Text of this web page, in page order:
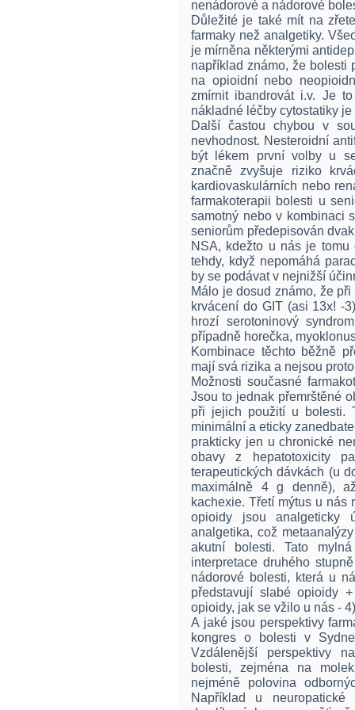
nenádorové a nádorové
Důležité je také mít na
farmaky než analgetiky.
je mírněna některými
například známo, že bolesti
na opioidní nebo
zmírnit ibandrovát i.v. Je
nákladné léčby cytostatiky
Další častou chybou v
nevhodnost. Nesteroidní
být lékem první volby u
značně zvyšuje riziko
kardiovaskulárních nebo
farmakoterapii bolesti u
samotný nebo v kombinaci
seniorům předepisován
NSA, kdežto u nás je
tehdy, když nepomáhá
by se podávat v nejnižší
Málo je dosud známo, že
krvácení do GIT (asi 13x! -
hrozí serotoninový
případně horečka,
Kombinace těchto běžně
mají svá rizika a nejsou
Možnosti současné
Jsou to jednak přemrštěné
při jejich použití u bolesti.
minimální a eticky
prakticky jen u chronické
obavy z hepatotoxicity
terapeutických dávkách (u
maximálně 4 g denně),
kachexie. Třetí mýtus u nás
opioidy jsou analgeticky
analgetika, což
akutní bolesti. Tato
interpretace druhého
nádorové bolesti, která u
představují slabé opioidy
opioidy, jak se vžilo u nás -
A jaké jsou perspektivy
kongres o bolesti v
Vzdálenější perspektivy
bolesti, zejména na
nejméně polovina
Například u